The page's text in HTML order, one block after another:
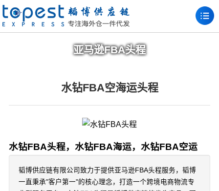
亚马逊FBA头程
水钻FBA空海运头程
水钻FBA头程，水钻FBA海运，水钻FBA空运
韬博供应链有限公司致力于提供亚马逊FBA头程服务，韬博
一直秉承"客户第一"的核心理念，打造一个跨境电商物流专